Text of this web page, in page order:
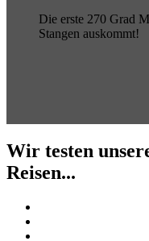
Die erste 270 Grad
Stangen auskommt!
Wir testen
Reisen...